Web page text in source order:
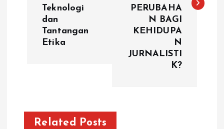
t
Teknologi
dan
Tantangan
Etika
PERUBAHA
N BAGI
KEHIDUPA
N
JURNALISTI
K?
Related Posts